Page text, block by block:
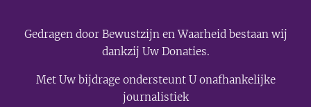
Gedragen door Bewustzijn en Waarheid bestaan wij
dankzij Uw Donaties.
Met Uw bijdrage ondersteunt U onafhankelijke
journalistiek